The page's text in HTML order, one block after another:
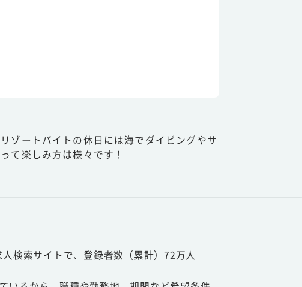
ゾートバイトの休日には海でダイビングやサ
て楽しみ方は様々です！
検索サイトで、登録者数（累計）72万人